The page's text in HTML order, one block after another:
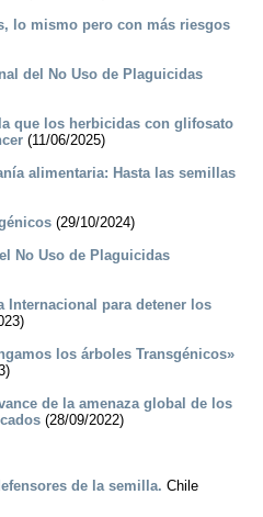
lo mismo pero con más riesgos
del No Uso de Plaguicidas
que los herbicidas con glifosato
(11/06/2025)
alimentaria: Hasta las semillas
(29/10/2024)
No Uso de Plaguicidas
Internacional para detener los
los árboles Transgénicos»
de la amenaza global de los
(28/09/2022)
de la semilla. Chile